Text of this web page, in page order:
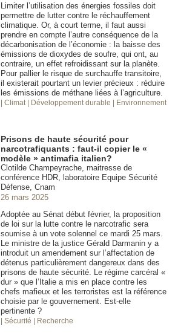
Limiter l’utilisation des énergies fossiles doit
permettre de lutter contre le réchauffement
climatique. Or, à court terme, il faut aussi
prendre en compte l’autre conséquence de la
décarbonisation de l’économie : la baisse des
émissions de dioxydes de soufre, qui ont, au
contraire, un effet refroidissant sur la planète.
Pour pallier le risque de surchauffe transitoire,
il existerait pourtant un levier précieux : réduire
les émissions de méthane liées à l’agriculture.
| Climat | Développement durable | Environnement
Prisons de haute sécurité pour
narcotrafiquants : faut-il copier le «
modèle » antimafia italien?
Clotilde Champeyrache, maitresse de
conférence HDR, laboratoire Equipe Sécurité
Défense, Cnam
26 mars 2025
Adoptée au Sénat début février, la proposition
de loi sur la lutte contre le narcotrafic sera
soumise à un vote solennel ce mardi 25 mars.
Le ministre de la justice Gérald Darmanin y a
introduit un amendement sur l’affectation de
détenus particulièrement dangereux dans des
prisons de haute sécurité. Le régime carcéral «
dur » que l’Italie a mis en place contre les
chefs mafieux et les terroristes est la référence
choisie par le gouvernement. Est-elle
pertinente ?
| Sécurité | Recherche